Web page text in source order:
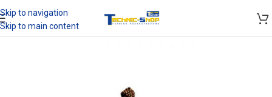
Skip to navigation
Skip to main content